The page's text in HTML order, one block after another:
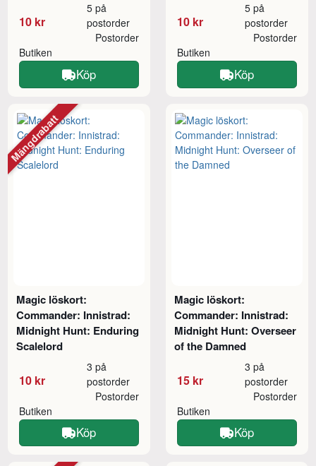
10 kr
5 på
postorder
Butiken
Postorder
Köp
10 kr
5 på
postorder
Butiken
Postorder
Köp
Magic löskort:
Commander: Innistrad:
Midnight Hunt: Enduring
Scalelord
10 kr
3 på
postorder
Butiken
Postorder
Köp
Mängdrabatt
Magic löskort:
Commander: Innistrad:
Midnight Hunt: Overseer
of the Damned
15 kr
3 på
postorder
Butiken
Postorder
Köp